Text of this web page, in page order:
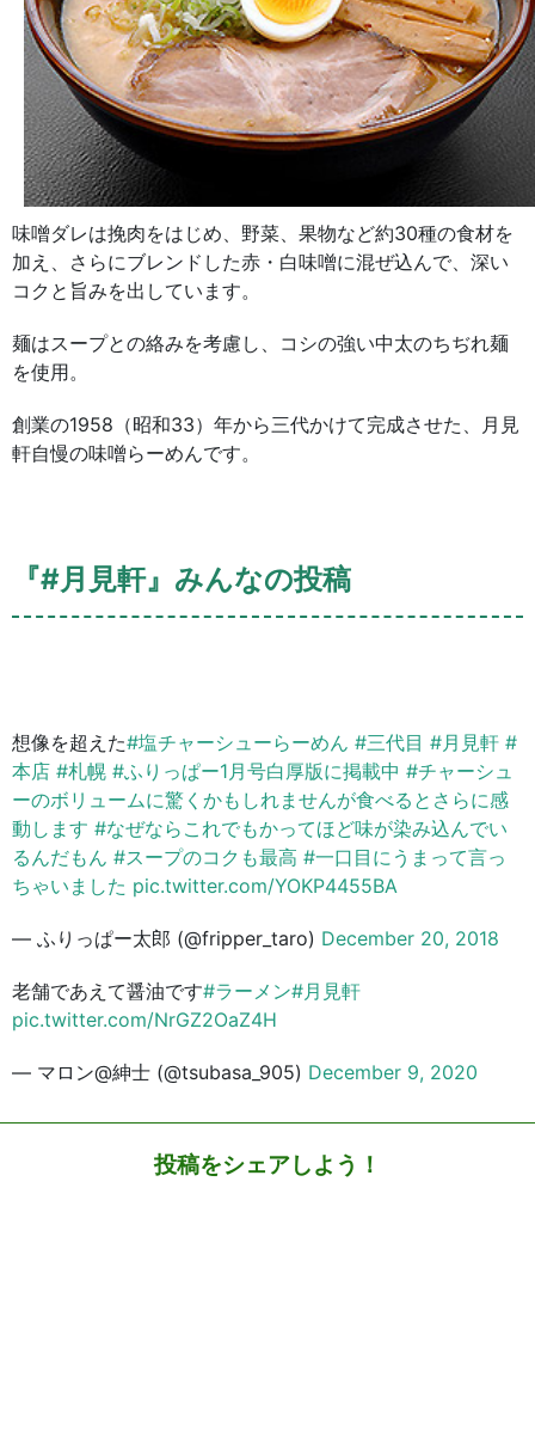
味噌ダレは挽肉をはじめ、野菜、果物など約30種の食材を
加え、さらにブレンドした赤・白味噌に混ぜ込んで、深い
コクと旨みを出しています。
麺はスープとの絡みを考慮し、コシの強い中太のちぢれ麺
を使用。
創業の1958（昭和33）年から三代かけて完成させた、月見
軒自慢の味噌らーめんです。
『#月見軒』みんなの投稿
想像を超えた#塩チャーシューらーめん #三代目 #月見軒 #
本店 #札幌 #ふりっぱー1月号白厚版に掲載中 #チャーシュ
ーのボリュームに驚くかもしれませんが食べるとさらに感
動します #なぜならこれでもかってほど味が染み込んでい
るんだもん #スープのコクも最高 #一口目にうまって言っ
ちゃいました pic.twitter.com/YOKP4455BA
— ふりっぱー太郎 (@fripper_taro) December 20, 2018
老舗であえて醤油です#ラーメン#月見軒
pic.twitter.com/NrGZ2OaZ4H
— マロン@紳士 (@tsubasa_905) December 9, 2020
投稿をシェアしよう！